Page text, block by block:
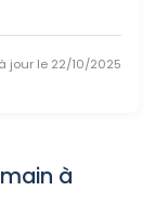
jour le 22/10/2025
à